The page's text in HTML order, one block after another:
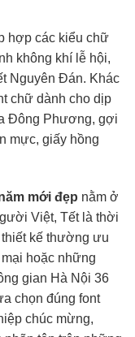
hợp các kiểu chữ
không khí lễ hội,
Nguyên Đán. Khác
chữ dành cho dịp
Đông Phương, gợi
mực, giấy hồng
mới đẹp nằm ở
Việt, Tết là thời
kế thường ưu
hoặc những
gian Hà Nội 36
chọn đúng font
chúc mừng,